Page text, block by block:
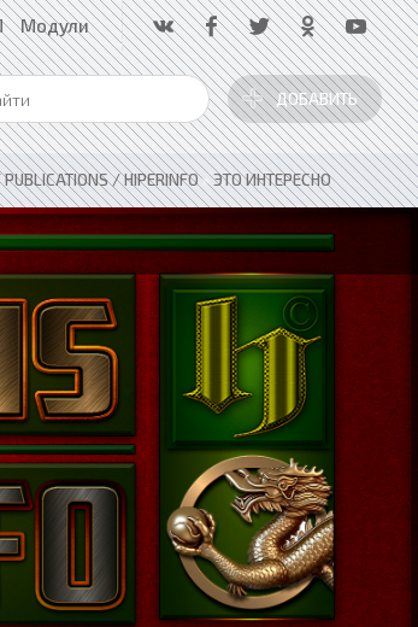
Модули
ДОБАВИТЬ
PUBLICATIONS / HIPERINFO»ЭТО ИНТЕРЕСНО